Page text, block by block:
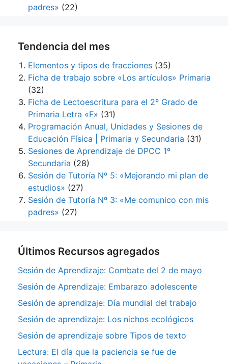
padres» (22)
Tendencia del mes
Elementos y tipos de fracciones (35)
Ficha de trabajo sobre «Los artículos» Primaria
(32)
Ficha de Lectoescritura para el 2º Grado de
Primaria Letra «F» (31)
Programación Anual, Unidades y Sesiones de
Educación Física | Primaria y Secundaria (31)
Sesiones de Aprendizaje de DPCC 1º
Secundaria (28)
Sesión de Tutoría Nº 5: «Mejorando mi plan de
estudios» (27)
Sesión de Tutoría Nº 3: «Me comunico con mis
padres» (27)
Últimos Recursos agregados
Sesión de Aprendizaje: Combate del 2 de mayo
Sesión de Aprendizaje: Embarazo adolescente
Sesión de aprendizaje: Día mundial del trabajo
Sesión de aprendizaje: Los nichos ecológicos
Sesión de aprendizaje sobre Tipos de texto
Lectura: El día que la paciencia se fue de